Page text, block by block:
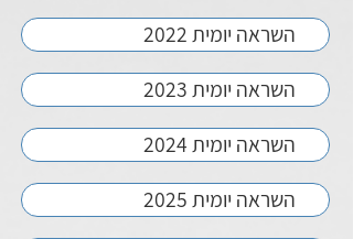
השראה יומית 2022
השראה יומית 2023
השראה יומית 2024
השראה יומית 2025